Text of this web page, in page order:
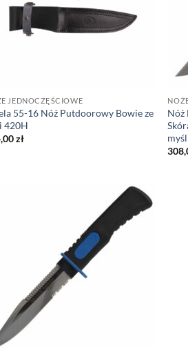
JEDNOCZĘŚCIOWE
55-16 Nóż Putdoorowy Bowie ze
420H
zł
Nóż